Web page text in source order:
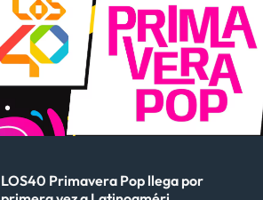
LOS40 Primavera Pop llega por